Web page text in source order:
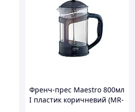
Френч-прес Maestro 800мл
I пластик коричневий (MR-